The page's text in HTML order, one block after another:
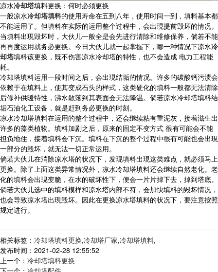
凉水冷却塔填料更换：何时必须更换
一般凉水冷却塔填料的使用寿命在五到八年，使用时间一到，填料基本都
不能运用了。但填料在实际的运用整个过程中，会出現提前毁坏的情况。
当填料出現毁坏时，大伙儿一般全是会先进行清除和维修保养，倘若不能
再再度运用就务必更换。今日大伙儿就一起掌握下，哪一种情况下凉水冷
却塔填料该更换，既不伤害凉水冷却塔的特性，也不会造成 电力工程能
耗。
冷却塔填料运用一段时间之后，会出現结垢的情况。许多的碳酸钙污渍会
依赖于在填料上，使其变成石头的样式，这类硬化的填料一般都无法清除
后修补供暖特性，沸水散落到其表面会无法降温。倘若凉水冷却塔填料结
垢石油化工设备，就是赶到务必更换的时刻。
凉水冷却塔填料在运用的整个过程中，还会继续粘有重泥灰，接着滋生出
许多的藻类植物。填料加剧之后，原来的固定不变方式 很有可能会不能
担负地住，接着填料会下沉。填料在下沉的整个过程中很有可能也会出現
一部分的毁坏，就无法一切正常运用。
倘若大伙儿在消除凉水塔的状况下，发现填料出現这类难点，就必须马上
更换。除了上面这类异常情况外，凉水冷却塔填料还会继续自然老化。老
化的填料会出現变脆，在水的破坏性下，便会一片片掉下去，掉到塔底。
倘若大伙儿选中的填料模样和凉水塔内部不符，会加快填料的毁坏情况，
也会导致凉水塔出現毁坏。因此在更换凉水塔填料的状况下，要注意按照
规定进行。
相关标签： 冷却塔填料更换,冷却塔厂家,冷却塔填料,
发布时间：2021-02-28 12:55:52
上一个： 冷却塔填料更换